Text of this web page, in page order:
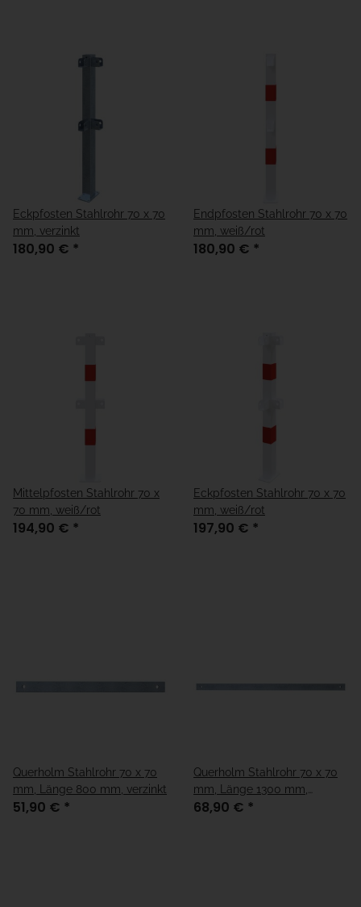
Eckpfosten Stahlrohr 70 x 70
mm, verzinkt
180,90 € *
Endpfosten Stahlrohr 70 x 70
mm, weiß/rot
180,90 € *
Mittelpfosten Stahlrohr 70 x
70 mm, weiß/rot
194,90 € *
Eckpfosten Stahlrohr 70 x 70
mm, weiß/rot
197,90 € *
Querholm Stahlrohr 70 x 70
mm, Länge 800 mm, verzinkt
51,90 € *
Querholm Stahlrohr 70 x 70
mm, Länge 1300 mm,
verzinkt
68,90 € *